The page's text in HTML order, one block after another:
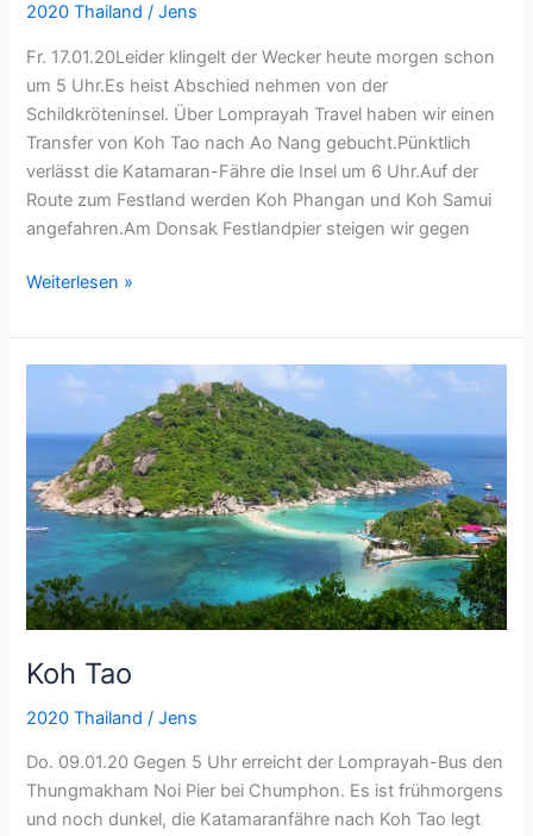
2020 Thailand /Jens
Fr. 17.01.20Leider klingelt der Wecker heute morgen schon
um 5 Uhr.Es heist Abschied nehmen von der
Schildkröteninsel. Über Lomprayah Travel haben wir einen
Transfer von Koh Tao nach Ao Nang gebucht.Pünktlich
verlässt die Katamaran-Fähre die Insel um 6 Uhr.Auf der
Route zum Festland werden Koh Phangan und Koh Samui
angefahren.Am Donsak Festlandpier steigen wir gegen
Weiterlesen »
Koh Tao
2020 Thailand /Jens
Do. 09.01.20 Gegen 5 Uhr erreicht der Lomprayah-Bus den
Thungmakham Noi Pier bei Chumphon. Es ist frühmorgens
und noch dunkel, die Katamaranfähre nach Koh Tao legt